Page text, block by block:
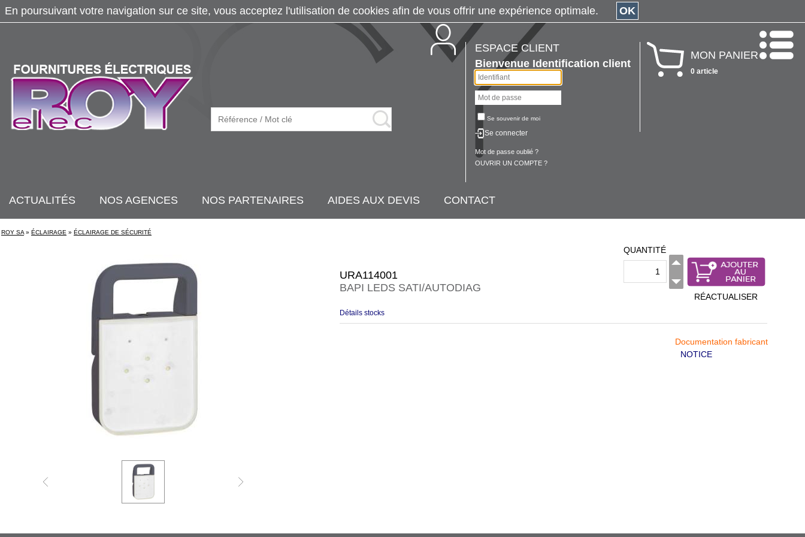
ESPACE CLIENT
Bienvenue Identification client
Se souvenir de moi
Se connecter
Mot de passe oublié ?
OUVRIR UN COMPTE ?
MON PANIER
0 article
ACTUALITÉS NOS AGENCES NOS PARTENAIRES AIDES AUX DEVIS CONTACT
ROY SA » ÉCLAIRAGE » ÉCLAIRAGE DE SÉCURITÉ
URA114001
BAPI LEDS SATI/AUTODIAG
QUANTITÉ
RÉACTUALISER
Détails stocks
Documentation fabricant
NOTICE
En poursuivant votre navigation sur ce site, vous acceptez l'utilisation de cookies afin de vous offrir une expérience optimale. OK